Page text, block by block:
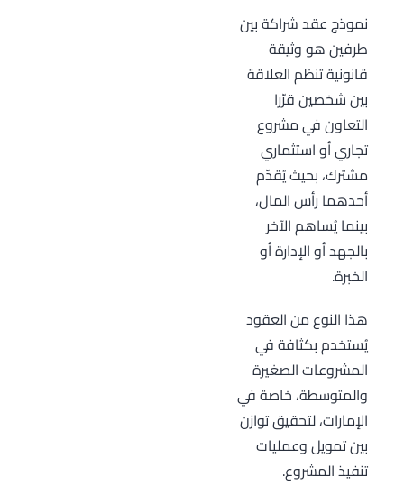
نموذج عقد شراكة بين
طرفين هو وثيقة
قانونية تنظم العلاقة
بين شخصين قرّرا
التعاون في مشروع
تجاري أو استثماري
مشترك، بحيث يُقدّم
أحدهما رأس المال،
بينما يُساهم الآخر
بالجهد أو الإدارة أو
الخبرة.
هذا النوع من العقود
يُستخدم بكثافة في
المشروعات الصغيرة
والمتوسطة، خاصة في
الإمارات، لتحقيق توازن
بين تمويل وعمليات
تنفيذ المشروع.